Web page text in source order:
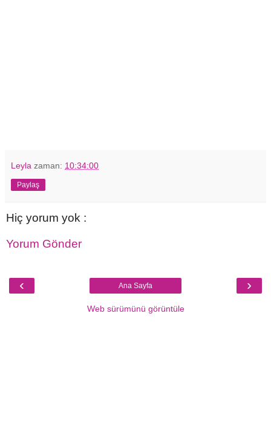
Leyla zaman: 10:34:00
Paylaş
Hiç yorum yok :
Yorum Gönder
‹ ›
Ana Sayfa
Web sürümünü görüntüle